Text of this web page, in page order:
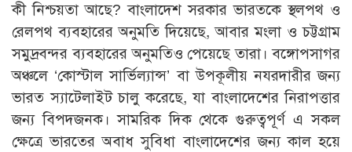
কী নিশ্চয়তা আছে? বাংলাদেশ সরকার ভারতকে স্থলপথ ও
রেলপথ ব্যবহারের অনুমতি দিয়েছে, আবার মংলা ও চট্টগ্রাম
সমুদ্রবন্দর ব্যবহারের অনুমতিও পেয়েছে তারা। বঙ্গোপসাগর
অঞ্চলে ‘কোস্টাল সার্ভিল্যান্স’ বা উপকূলীয় নযরদারীর জন্য
ভারত স্যাটেলাইট চালু করেছে, যা বাংলাদেশের নিরাপত্তার
জন্য বিপদজনক। সামরিক দিক থেকে গুরুত্বপূর্ণ এ সকল
ক্ষেত্রে ভারতের অবাধ সুবিধা বাংলাদেশের জন্য কাল হয়ে